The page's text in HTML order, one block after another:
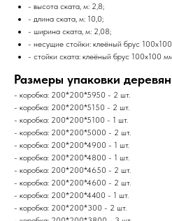
- высота ската, м: 2,8;
- длина ската, м: 10,0;
- ширина ската, м: 2,08;
- несущие стойки: клеёный брус
- стойки ската: клеёный брус 100х100
Размеры упаковки
- коробка: 200*200*5950 - 2 шт.
- коробка: 200*200*5150 - 2 шт.
- коробка: 200*200*5100 - 1 шт.
- коробка: 200*200*5000 - 2 шт.
- коробка: 200*200*4900 - 1 шт.
- коробка: 200*200*4800 - 1 шт.
- коробка: 200*200*4650 - 2 шт.
- коробка: 200*200*4600 - 2 шт.
- коробка: 200*200*4400 - 1 шт.
- коробка: 200*200*300 - 2 шт.